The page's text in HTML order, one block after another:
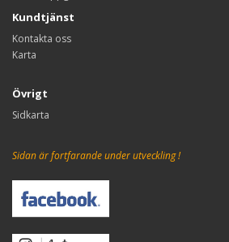
Kundtjänst
Kontakta oss
Karta
Övrigt
Sidkarta
Sidan är fortfarande under utveckling !